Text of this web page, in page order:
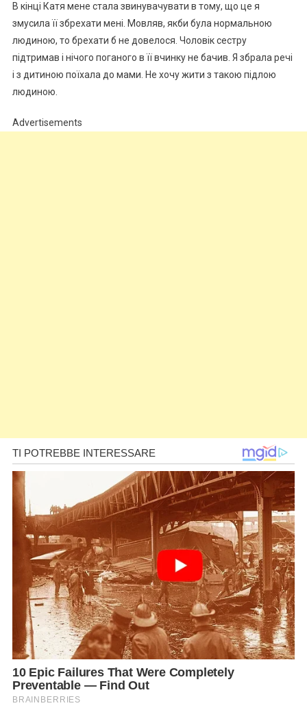
В кінці Катя мене стала звинувачувати в тому, що це я
змусила її збрехати мені. Мовляв, якби була нормальною
людиною, то брехати б не довелося. Чоловік сестру
підтримав і нічого поганого в її вчинку не бачив. Я збрала речі
і з дитиною поїхала до мами. Не хочу жити з такою підлою
людиною.
Advertisements